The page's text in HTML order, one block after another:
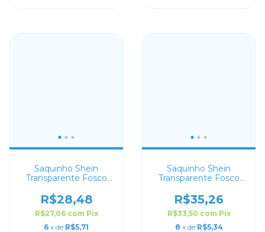
Saquinho Shein
Transparente Fosco
R$28,48
R$27,06 com Pix
6 x de R$5,71
Saquinho Shein
Transparente Fosco
R$35,26
R$33,50 com Pix
8 x de R$5,34